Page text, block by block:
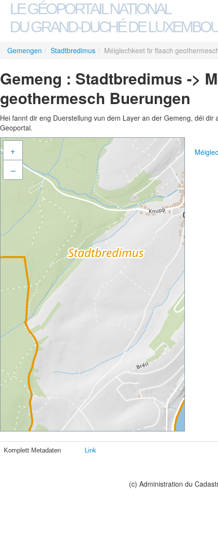
LE GÉOPORTAIL NATIONAL
DU GRAND-DUCHÉ DE
Gemengen / Stadtbredimus / Méiglechkeet fir flaach
Gemeng : Stadtbredimus ->
geothermesch Buerungen
Hei fannt dir eng Duerstellung vun dem Layer an der Gemeng, déi
Geoportal.
+
–
Komplett Metadaten Link
(c) Administration du